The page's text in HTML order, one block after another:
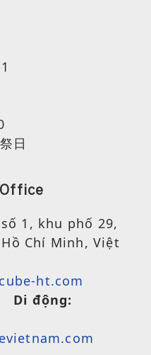
日
1, khu phố 29,
Chí Minh, Việt
ht.com
Di động: